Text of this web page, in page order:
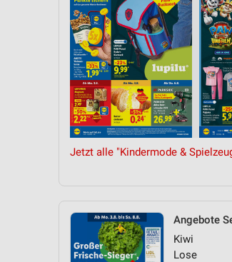
Jetzt alle "Kindermode &
Angebote
Kiwi
Lose
Verwendung von Profilen zur Auswahl
Messung der Werbeleistung
Messung der Performance von Inhalten
Analyse von Zielgruppen durch Statistiken
Entwicklung und Verbesserung der Angebote
Verwendung genauer Standortdaten
Geräte anhand von aktiv angeforderten